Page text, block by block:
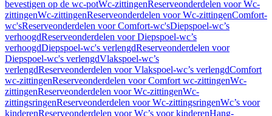
bevestigen op de wc-potWc-zittingenReserveonderdelen voor Wc-
zittingenWc-zittingenReserveonderdelen voor Wc-zittingenComfort-
wc'sReserveonderdelen voor Comfort-wc'sDiepspoel-wc’s
verhoogdReserveonderdelen voor Diepspoel-wc’s
verhoogdDiepspoel-wc's verlengdReserveonderdelen voor
Diepspoel-wc's verlengdVlakspoel-wc’s
verlengdReserveonderdelen voor Vlakspoel-wc’s verlengdComfort
wc-zittingenReserveonderdelen voor Comfort wc-zittingenWc-
zittingenReserveonderdelen voor Wc-zittingenWc-
zittingsringenReserveonderdelen voor Wc-zittingsringenWc’s voor
kinderenReserveonderdelen voor Wc’s voor kinderenHang-